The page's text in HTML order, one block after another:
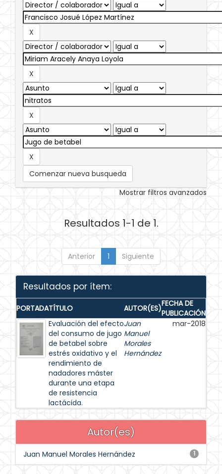
Comenzar nueva busqueda
Mostrar filtros avanzados
Resultados 1-1 de 1.
Anterior 1 Siguiente
Resultados por ítem:
PORTADATÍTULO AUTOR(ES)FECHA DE
PUBLICACIÓN
Evaluación del efecto
del consumo de jugo
de betabel sobre
estrés oxidativo y el
rendimiento de
nadadores máster
durante una etapa
de resistencia
lactácida.
Juan
Manuel
Morales
Hernández
mar-2018
Autor(es)
1
Juan Manuel Morales Hernández